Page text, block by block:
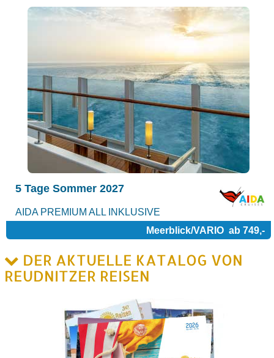
5 Tage Sommer 2027
AIDA PREMIUM ALL INKLUSIVE
Meerblick/VARIO ab 749,-
DER AKTUELLE KATALOG VON
REUDNITZER REISEN